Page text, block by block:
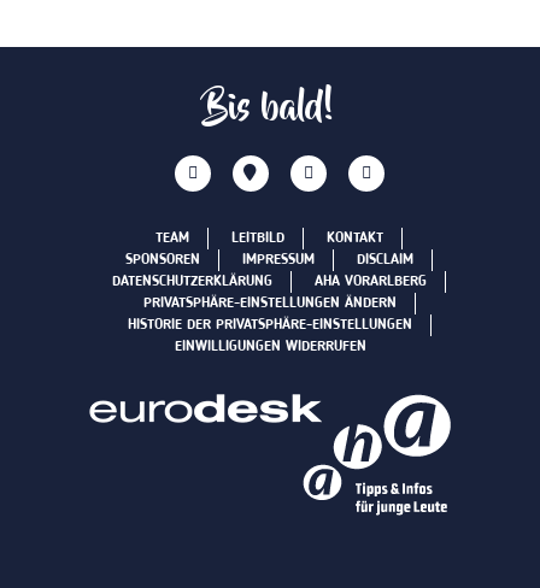
Bis bald!
TEAM LEITBILD
KONTAKT
SPONSOREN
IMPRESSUM
DISCLAIM
DATENSCHUTZERKLÄRUNG
AHA VORARLBERG
PRIVATSPHÄRE-EINSTELLUNGEN ÄNDERN
HISTORIE DER PRIVATSPHÄRE-EINSTELLUNGEN
EINWILLIGUNGEN WIDERRUFEN